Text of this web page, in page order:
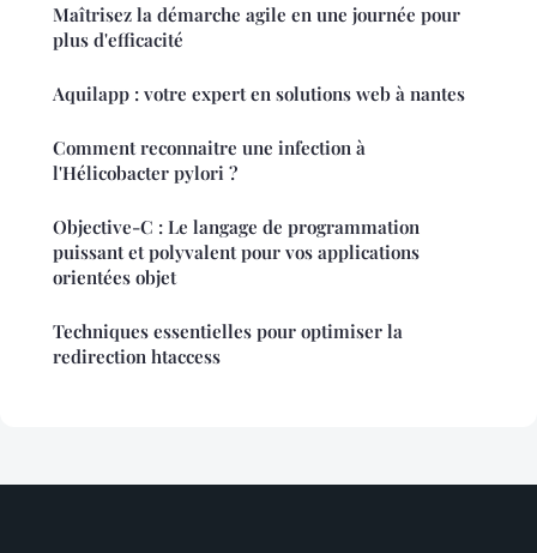
Maîtrisez la démarche agile en une journée pour
plus d'efficacité
Aquilapp : votre expert en solutions web à nantes
Comment reconnaitre une infection à
l'Hélicobacter pylori ?
Objective-C : Le langage de programmation
puissant et polyvalent pour vos applications
orientées objet
Techniques essentielles pour optimiser la
redirection htaccess